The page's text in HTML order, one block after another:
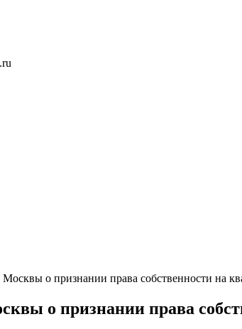
о признании права собственности на
о признании права